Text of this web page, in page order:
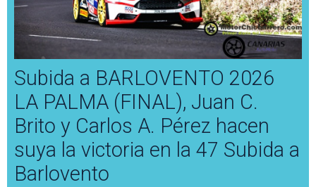
Subida a BARLOVENTO 2026
LA PALMA (FINAL), Juan C.
Brito y Carlos A. Pérez hacen
suya la victoria en la 47 Subida a
Barlovento